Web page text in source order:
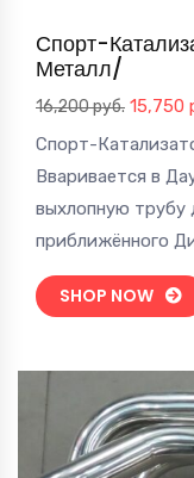
Спорт-
Металл/
16,200руб.
цена
16,200
15,750
Спорт-
Вваривается в
выхлопную
приближённого
SHOP NOW